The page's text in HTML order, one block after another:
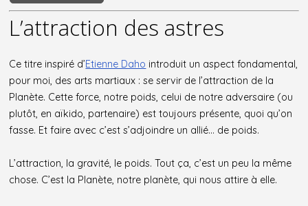
L’attraction des astres
Ce titre inspiré d’Etienne Daho introduit un aspect fondamental,
pour moi, des arts martiaux : se servir de l’attraction de la
Planète. Cette force, notre poids, celui de notre adversaire (ou
plutôt, en aïkido, partenaire) est toujours présente, quoi qu’on
fasse. Et faire avec c’est s’adjoindre un allié… de poids.
L’attraction, la gravité, le poids. Tout ça, c’est un peu la même
chose. C’est la Planète, notre planète, qui nous attire à elle.